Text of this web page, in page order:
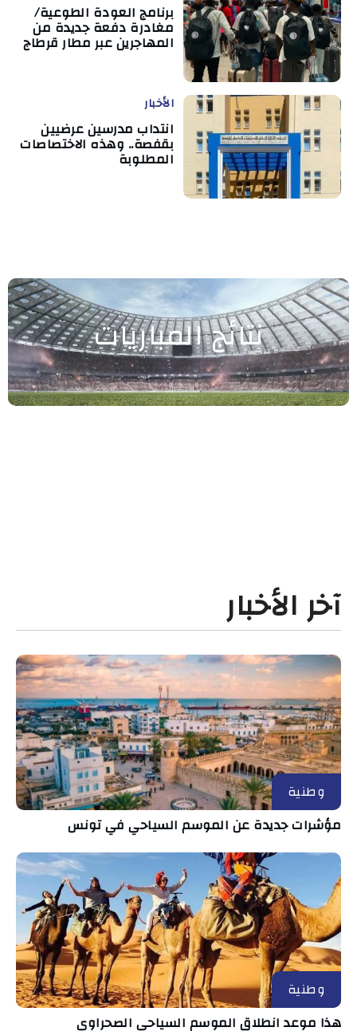
برنامج العودة الطوعية/
مغادرة دفعة جديدة من
المهاجرين عبر مطار قرطاج
الأخبار
انتداب مدرسين عرضيين
بقفصة.. وهذه الاختصاصات
المطلوبة
نتائج المباريات
آخر الأخبار
وطنية
مؤشرات جديدة عن الموسم السياحي في تونس
وطنية
هذا موعد انطلاق الموسم السياحي الصحراوي